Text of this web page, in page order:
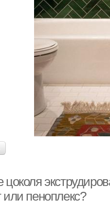
цоколя
или пеноплекс?